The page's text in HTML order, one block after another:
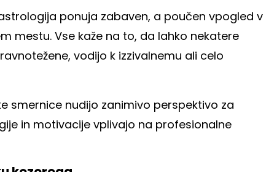
ponuja zabaven, a poučen vpogled v
mestu. Vse kaže na to, da lahko nekatere
vodijo k izzivalnemu ali celo
smernice nudijo zanimivo perspektivo za
in motivacije vplivajo na profesionalne